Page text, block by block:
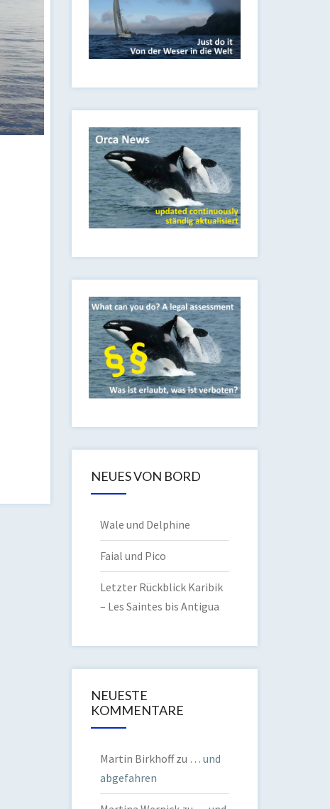
NEUES VON BORD
Wale und Delphine
Faial und Pico
Letzter Rückblick Karibik
– Les Saintes bis Antigua
NEUESTE
KOMMENTARE
Martin Birkhoffzu … und
abgefahren